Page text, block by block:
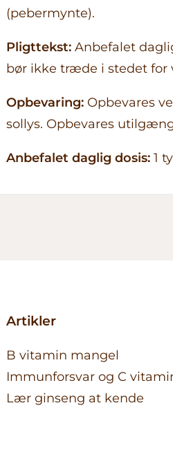
(pebermynte).
Pligttekst: Anbefalet
bør ikke træde i stedet for
Opbevaring: Opbevares
sollys. Opbevares
Anbefalet daglig dosis: 1
Artikler
B vitamin mangel
Immunforsvar og C
Lær ginseng at kende